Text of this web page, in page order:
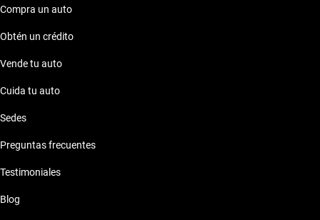
Compra un auto
Obtén un crédito
Vende tu auto
Cuida tu auto
Sedes
Preguntas frecuentes
Testimoniales
Blog